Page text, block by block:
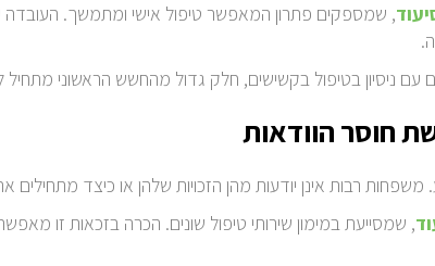
, שמספקים פתרון המאפשר טיפול אישי ומתמשך. העובדה
עם ניסיון בטיפול בקשישים, חלק גדול מהחשש הראשוני מתחיל
חוסר הוודאות
רבות אינן יודעות מהן הזכויות שלהן או כיצד מתחילים
, שמסייעת במימון שירותי טיפול שונים. הכרה בזכאות זו